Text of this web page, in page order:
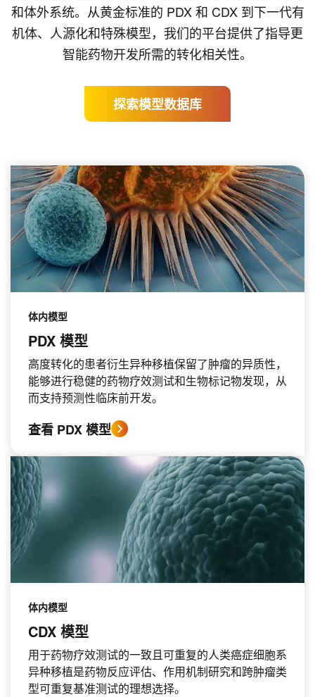
和体外系统。从黄金标准的 PDX 和 CDX 到下一代有
机体、人源化和特殊模型，我们的平台提供了指导更
智能药物开发所需的转化相关性。
探索模型数据库
体内模型
PDX 模型
高度转化的患者衍生异种移植保留了肿瘤的异质性，
能够进行稳健的药物疗效测试和生物标记物发现，从
而支持预测性临床前开发。
查看 PDX 模型
体内模型
CDX 模型
用于药物疗效测试的一致且可重复的人类癌症细胞系
异种移植是药物反应评估、作用机制研究和跨肿瘤类
型可重复基准测试的理想选择。